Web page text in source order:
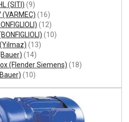
(SITI) (9)
(16)
(12)
(10)
(13)
(14)
(Flender Siemens) (18)
(10)